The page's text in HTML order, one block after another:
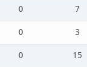
0
7
0
3
0
15